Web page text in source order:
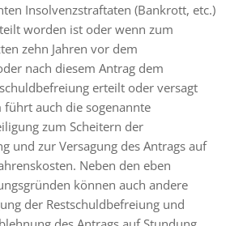
Insolvenzstraftaten (Bankrott, etc.)
worden ist oder wenn zum
zehn Jahren vor dem
nach diesem Antrag dem
erteilt oder versagt
auch die sogenannte
zum Scheitern der
und zur Versagung des Antrags auf
Neben den eben
können auch andere
der Restschuldbefreiung und